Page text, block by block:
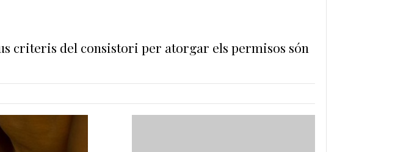
criteris del consistori per atorgar els permisos són